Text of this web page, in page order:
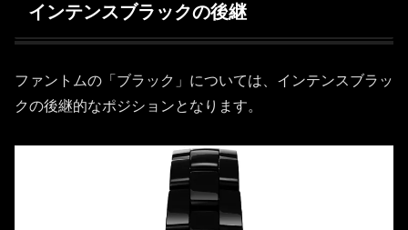
インテンスブラックの後継
ファントムの「ブラック」については、インテンスブラッ
クの後継的なポジションとなります。